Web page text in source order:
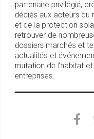
partenaire privilégié,
dédiés aux acteurs du
et de la protection
retrouver de
dossiers marchés et
actualités et
mutation de l’habitat
entreprises.